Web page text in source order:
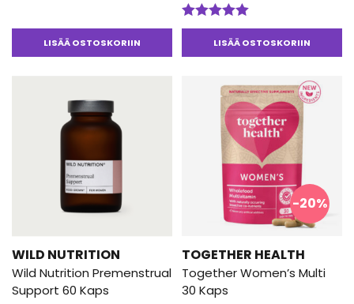
LISÄÄ OSTOSKORIIN
Arvostelu
tuotteesta:LISÄÄ OSTOSKORIIN
WILD NUTRITION
Wild Nutrition Premenstrual
Support 60 Kaps
-20%
TOGETHER HEALTH
Together Women’s Multi
30 Kaps